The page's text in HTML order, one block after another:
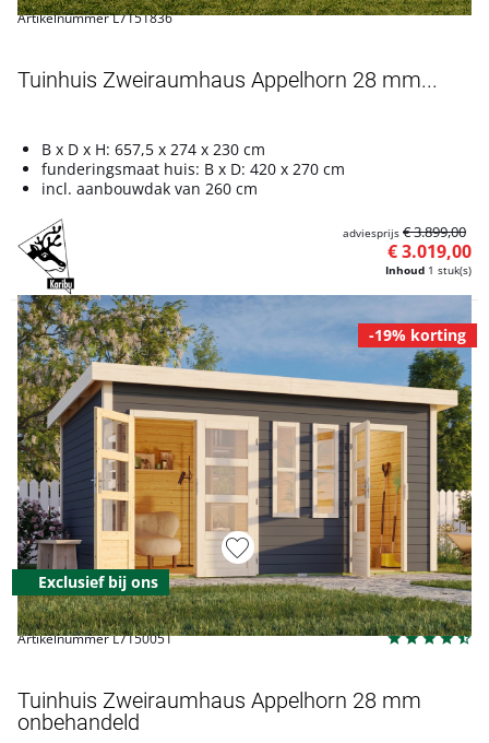
Artikelnummer L7151836
Tuinhuis Zweiraumhaus Appelhorn 28 mm...
B x D x H: 657,5 x 274 x 230 cm
funderingsmaat huis: B x D: 420 x 270 cm
incl. aanbouwdak van 260 cm
Inhoud 1 stuk(s)
€ 3.019,00
adviesprijs € 3.899,00
-19% korting
Exclusief bij ons
Artikelnummer L7150051
Tuinhuis Zweiraumhaus Appelhorn 28 mm
onbehandeld